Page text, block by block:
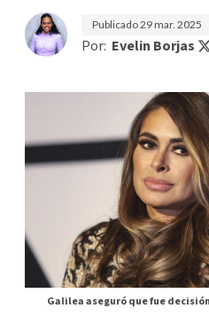
Publicado29 mar. 2025
Por: Evelin Borjas
Galilea aseguró que fue